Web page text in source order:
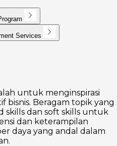
Services
untuk menginspirasi
bisnis. Beragam topik yang
skills dan soft skills untuk
dan keterampilan
daya yang andal dalam